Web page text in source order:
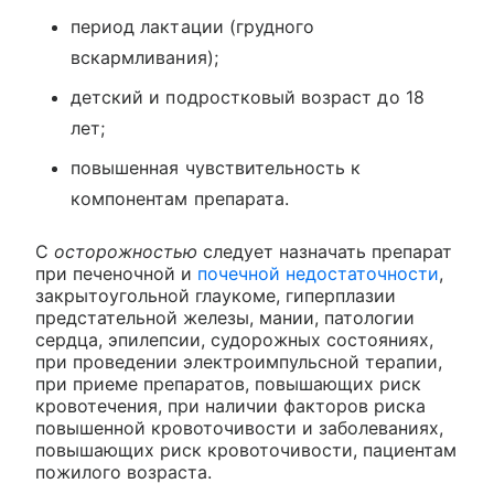
период лактации (грудного
вскармливания);
детский и подростковый возраст до 18
лет;
повышенная чувствительность к
компонентам препарата.
С осторожностью следует назначать препарат
при печеночной и почечной недостаточности,
закрытоугольной глаукоме, гиперплазии
предстательной железы, мании, патологии
сердца, эпилепсии, судорожных состояниях,
при проведении электроимпульсной терапии,
при приеме препаратов, повышающих риск
кровотечения, при наличии факторов риска
повышенной кровоточивости и заболеваниях,
повышающих риск кровоточивости, пациентам
пожилого возраста.